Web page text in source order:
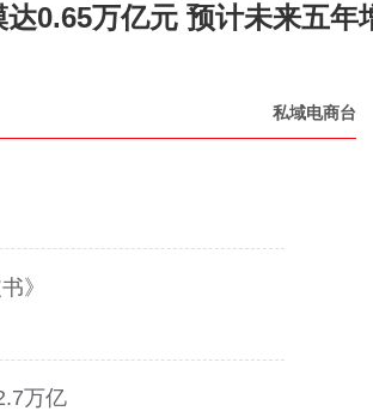
0.65万亿元 预计未来五年
私域电商台
》
万亿